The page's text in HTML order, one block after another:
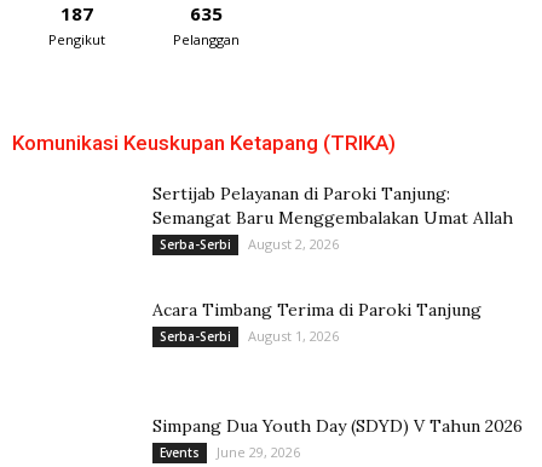
187
Pengikut
635
Pelanggan
Komunikasi Keuskupan Ketapang (TRIKA)
Sertijab Pelayanan di Paroki Tanjung:
Semangat Baru Menggembalakan Umat Allah
Serba-Serbi August 2, 2026
Acara Timbang Terima di Paroki Tanjung
Serba-Serbi August 1, 2026
Simpang Dua Youth Day (SDYD) V Tahun 2026
Events June 29, 2026